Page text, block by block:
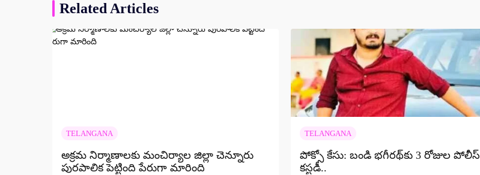
Related Articles
TELANGANA
అక్రమ నిర్మాణాలకు మంచిర్యాల జిల్లా చెన్నూరు
పురపాలిక పెట్టింది పేరుగా మారింది
TELANGANA
పోక్సో కేసు: బండి భగీరథ్‌కు 3 రోజుల పోలీస్
కస్టడీ..